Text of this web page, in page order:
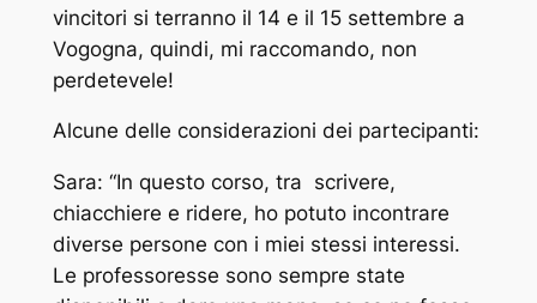
vincitori si terranno il 14 e il 15 settembre a
Vogogna, quindi, mi raccomando, non
perdetevele!
Alcune delle considerazioni dei partecipanti:
Sara: “In questo corso, tra scrivere,
chiacchiere e ridere, ho potuto incontrare
diverse persone con i miei stessi interessi.
Le professoresse sono sempre state